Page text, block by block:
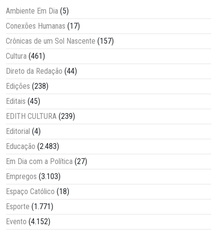
Ambiente Em Dia (5)
Conexões Humanas (17)
Crônicas de um Sol Nascente (157)
Cultura (461)
Direto da Redação (44)
Edições (238)
Editais (45)
EDITH CULTURA (239)
Editorial (4)
Educação (2.483)
Em Dia com a Política (27)
Empregos (3.103)
Espaço Católico (18)
Esporte (1.771)
Evento (4.152)